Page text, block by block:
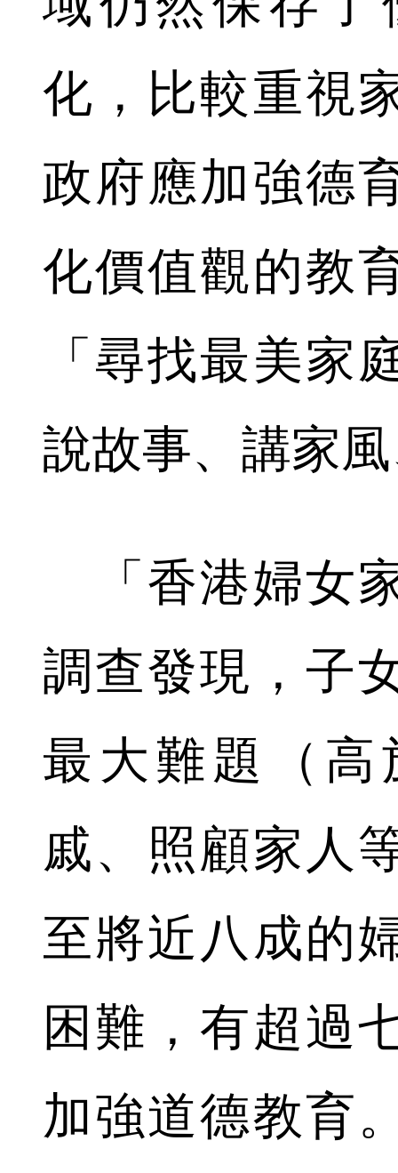
化，比較重視
政府應加強德
化價值觀的教
「尋找最美家
說故事、講家
「香港婦女
調查發現，子
最大難題（
戚、照顧家人
至將近八成的
困難，有超過
加強道德教育